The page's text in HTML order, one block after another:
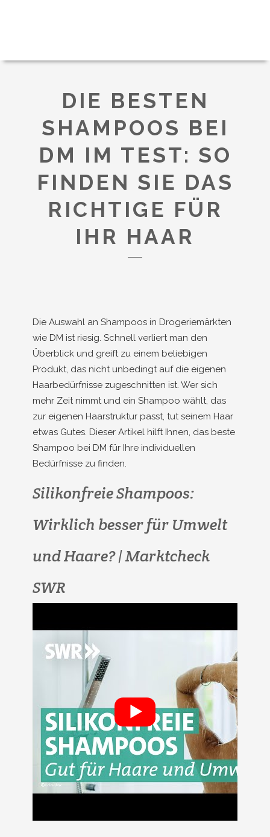
DIE BESTEN
SHAMPOOS BEI
DM IM TEST: SO
FINDEN SIE DAS
RICHTIGE FÜR
IHR HAAR
Die Auswahl an Shampoos in Drogeriemärkten
wie DM ist riesig. Schnell verliert man den
Überblick und greift zu einem beliebigen
Produkt, das nicht unbedingt auf die eigenen
Haarbedürfnisse zugeschnitten ist. Wer sich
mehr Zeit nimmt und ein Shampoo wählt, das
zur eigenen Haarstruktur passt, tut seinem Haar
etwas Gutes. Dieser Artikel hilft Ihnen, das beste
Shampoo bei DM für Ihre individuellen
Bedürfnisse zu finden.
Silikonfreie Shampoos:
Wirklich besser für Umwelt
und Haare? | Marktcheck
SWR